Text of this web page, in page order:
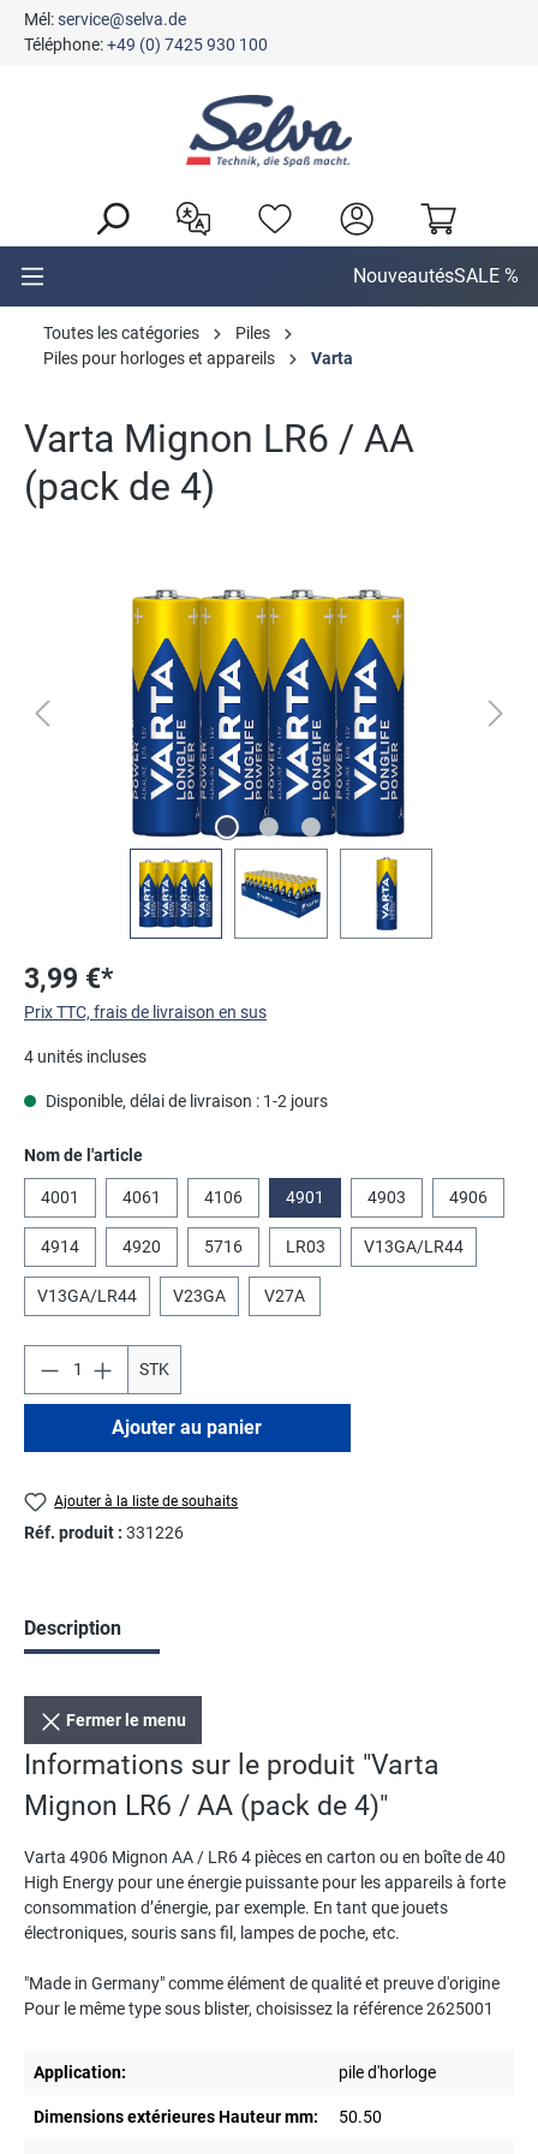
principal
Mél:service@selva.de
Téléphone:+49 (0) 7425 930 100
NouveautésSALE %
Toutes les catégories
Piles
Piles pour horloges et appareils
Varta
Varta Mignon LR6 / AA
(pack de 4)
Ignorer la galerie d'images
3,99 €*
Prix TTC, frais de livraison en sus
4 unités incluses
Disponible, délai de livraison : 1-2 jours
Sélectionnez
Nom de l'article
4001 4061 4106 4901 4903 4906
4914 4920 5716 LR03 V13GA/LR44
V13GA/LR44 V23GA V27A
STK
Ajouter au panier
Ajouter à la liste de souhaits
Réf. produit : 331226
Description
Fermer le menu
Informations sur le produit "Varta
Mignon LR6 / AA (pack de 4)"
Varta 4906 Mignon AA / LR6 4 pièces en carton ou en boîte de 40
High Energy pour une énergie puissante pour les appareils à forte
consommation d’énergie, par exemple. En tant que jouets
électroniques, souris sans fil, lampes de poche, etc.
"Made in Germany" comme élément de qualité et preuve d'origine
Pour le même type sous blister, choisissez la référence 2625001
Application: pile d'horloge
Dimensions extérieures Hauteur mm: 50.50